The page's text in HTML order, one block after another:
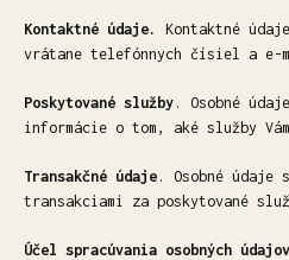
Kontaktné údaje. Kontaktné
vrátane telefónnych čísiel a e-
Poskytované služby . Osobné
informácie o tom, aké služby
Transakčné údaje . Osobné údaje
transakciami za poskytované
Účel spracúvania osobných údajov